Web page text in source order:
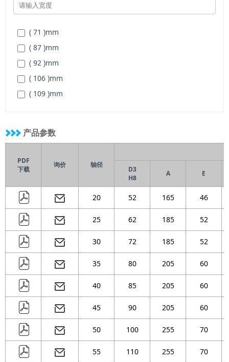
( 125 )mm
( 120 )mm
( 140 )mm
( 150 )mm
( 160 )mm
( 170 )mm
( 180 )mm
( 215 )mm
( 230 )mm
( 270 )
( 71 )mm
( 87 )mm
( 92 )mm
( 106 )mm
( 109 )mm
( 133 )mm
( 154 )
mm
( 175 )mm
mm
mm
( 209 )mm
mm
mm
( 271 )mm
mm
mm
mm
产品参数
PDF
下载
询价 轴径
D3
H8
A E
20 52 165 46
25 62 185 52
30 72 185 52
35 80 205 60
40 85 205 60
45 90 205 60
50 100 255 70
55 110 255 70